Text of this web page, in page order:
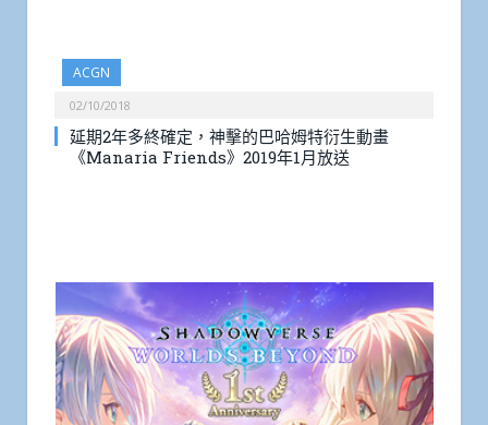
ACGN
02/10/2018
延期2年多終確定，神擊的巴哈姆特衍生動畫
《Manaria Friends》2019年1月放送